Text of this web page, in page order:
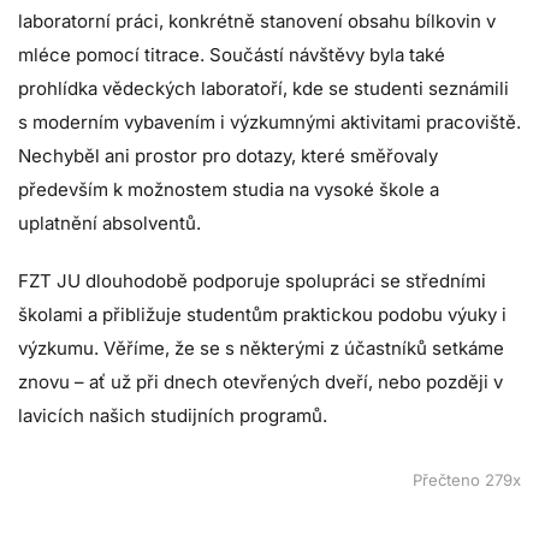
laboratorní práci, konkrétně stanovení obsahu bílkovin v
mléce pomocí titrace. Součástí návštěvy byla také
prohlídka vědeckých laboratoří, kde se studenti seznámili
s moderním vybavením i výzkumnými aktivitami pracoviště.
Nechyběl ani prostor pro dotazy, které směřovaly
především k možnostem studia na vysoké škole a
uplatnění absolventů.
FZT JU dlouhodobě podporuje spolupráci se středními
školami a přibližuje studentům praktickou podobu výuky i
výzkumu. Věříme, že se s některými z účastníků setkáme
znovu – ať už při dnech otevřených dveří, nebo později v
lavicích našich studijních programů.
Přečteno 279x